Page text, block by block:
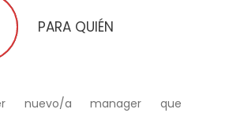
PARA QUIÉN
nuevo/a manager que